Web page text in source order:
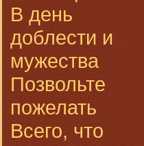
В день
доблести и
мужества
Позвольте
пожелать
Всего, что